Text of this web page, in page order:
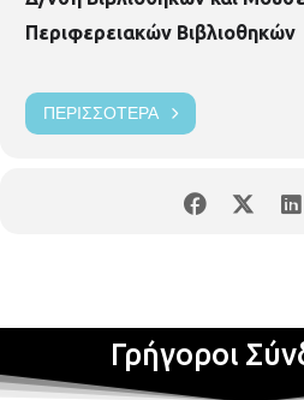
Περιφερειακών Βιβλιοθηκών
ΠΕΡΙΣΣΌΤΕΡΑ
Γρήγοροι